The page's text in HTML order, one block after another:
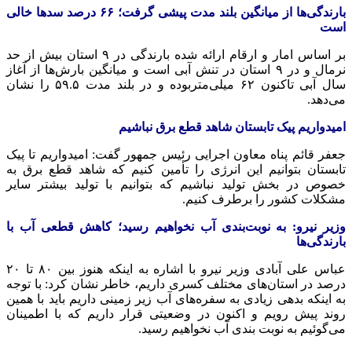
بارندگی‌ها از میانگین بلند مدت پیشی گرفت؛
درصد سدها خالی
است
بر اساس امار
و ارقام ارائه شده بارندگی در ۹ استان بیش از حد
نرمال و در ۹ استان در تنش آبی است و میانگین بارش‌ها از آغاز
سال آبی تاکنون ۶۲
میلی‌متربوده
و در بلند مدت ۵۹.۵ را نشان
می‌دهد.
امیدواریم پیک تابستان شاهد قطع برق نباشیم
جعفر قائم پناه معاون اجرایی رئیس جمهور گفت: امیدواریم تا پیک
تابستان بتوانیم این انرژی را تأمین کنیم که شاهد قطع برق به
خصوص در بخش تولید نباشیم که بتوانیم با تولید بیشتر سایر
مشکلات کشور را برطرف کنیم.
وزیر نیرو: به نوبت‌بندی آب نخواهیم رسید؛ کاهش قطعی آب با
بارندگی‌ها
عباس علی آبادی وزیر نیرو با اشاره به اینکه هنوز بین ۸۰ تا ۲۰
درصد در استان‌های مختلف کسری داریم، خاطر نشان کرد: با توجه
به اینکه بدهی زیادی به سفره‌های آب زیر زمینی داریم باید با همین
روند پیش رویم و اکنون در وضعیتی قرار داریم که با اطمینان
می‌گوئیم به نوبت بندی آب نخواهیم رسید.